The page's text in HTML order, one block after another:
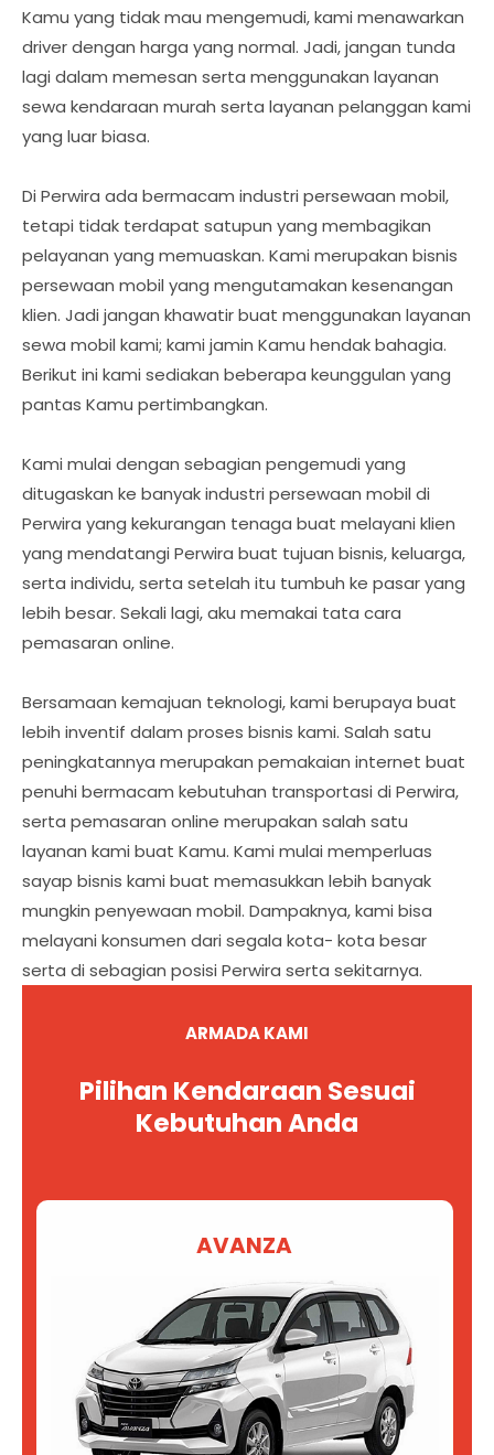
Kamu yang tidak mau mengemudi, kami menawarkan
driver dengan harga yang normal. Jadi, jangan tunda
lagi dalam memesan serta menggunakan layanan
sewa kendaraan murah serta layanan pelanggan kami
yang luar biasa.
Di Perwira ada bermacam industri persewaan mobil,
tetapi tidak terdapat satupun yang membagikan
pelayanan yang memuaskan. Kami merupakan bisnis
persewaan mobil yang mengutamakan kesenangan
klien. Jadi jangan khawatir buat menggunakan layanan
sewa mobil kami; kami jamin Kamu hendak bahagia.
Berikut ini kami sediakan beberapa keunggulan yang
pantas Kamu pertimbangkan.
Kami mulai dengan sebagian pengemudi yang
ditugaskan ke banyak industri persewaan mobil di
Perwira yang kekurangan tenaga buat melayani klien
yang mendatangi Perwira buat tujuan bisnis, keluarga,
serta individu, serta setelah itu tumbuh ke pasar yang
lebih besar. Sekali lagi, aku memakai tata cara
pemasaran online.
Bersamaan kemajuan teknologi, kami berupaya buat
lebih inventif dalam proses bisnis kami. Salah satu
peningkatannya merupakan pemakaian internet buat
penuhi bermacam kebutuhan transportasi di Perwira,
serta pemasaran online merupakan salah satu
layanan kami buat Kamu. Kami mulai memperluas
sayap bisnis kami buat memasukkan lebih banyak
mungkin penyewaan mobil. Dampaknya, kami bisa
melayani konsumen dari segala kota- kota besar
serta di sebagian posisi Perwira serta sekitarnya.
ARMADA KAMI
Pilihan Kendaraan Sesuai
Kebutuhan Anda
AVANZA